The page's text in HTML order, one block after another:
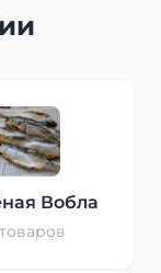
Вобла